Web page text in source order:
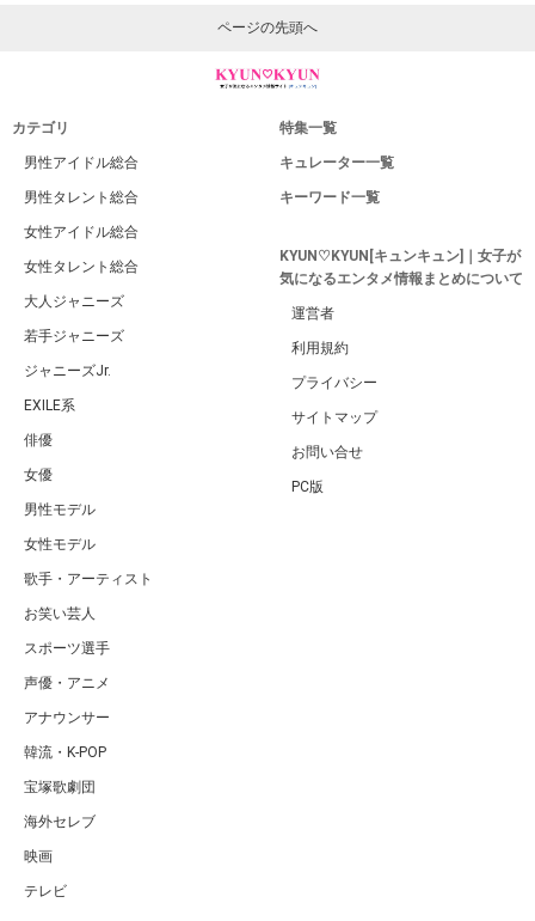
ページの先頭へ
カテゴリ
男性アイドル総合
男性タレント総合
女性アイドル総合
女性タレント総合
大人ジャニーズ
若手ジャニーズ
ジャニーズJr.
EXILE系
俳優
女優
男性モデル
女性モデル
歌手・アーティスト
お笑い芸人
スポーツ選手
声優・アニメ
アナウンサー
韓流・K-POP
宝塚歌劇団
海外セレブ
映画
テレビ
特集一覧
キュレーター一覧
キーワード一覧
KYUN♡KYUN[キュンキュン]｜女子が
気になるエンタメ情報まとめについて
運営者
利用規約
プライバシー
サイトマップ
お問い合せ
PC版